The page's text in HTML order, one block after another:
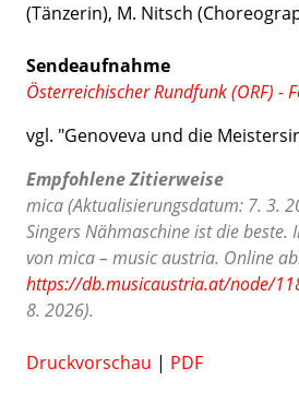
(Tänzerin), M. Nitsch
Sendeaufnahme
Österreichischer Rundfunk (ORF) -
vgl. "Genoveva und die
Empfohlene Zitierweise
mica (Aktualisierungsdatum: 7. 3.
Singers Nähmaschine ist die beste.
von mica – music austria. Online
https://db.musicaustria.at/node/
8. 2026).
Druckvorschau | PDF